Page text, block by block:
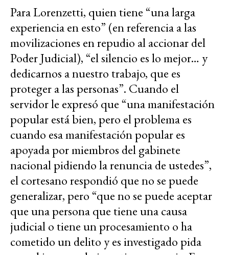
Para Lorenzetti, quien tiene “una larga
experiencia en esto” (en referencia a las
movilizaciones en repudio al accionar del
Poder Judicial), “el silencio es lo mejor… y
dedicarnos a nuestro trabajo, que es
proteger a las personas”. Cuando el
servidor le expresó que “una manifestación
popular está bien, pero el problema es
cuando esa manifestación popular es
apoyada por miembros del gabinete
nacional pidiendo la renuncia de ustedes”,
el cortesano respondió que no se puede
generalizar, pero “que no se puede aceptar
que una persona que tiene una causa
judicial o tiene un procesamiento o ha
cometido un delito y es investigado pida